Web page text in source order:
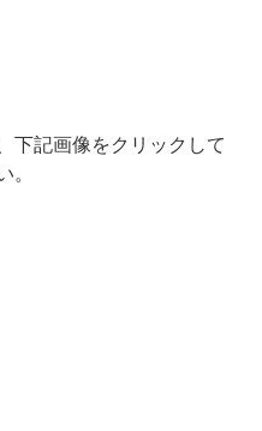
下記画像をクリックして
。